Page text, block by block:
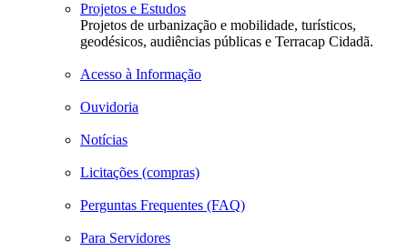
Projetos e Estudos
Projetos de urbanização e mobilidade, turísticos,
geodésicos, audiências públicas e Terracap Cidadã.
Acesso à Informação
Ouvidoria
Notícias
Licitações (compras)
Perguntas Frequentes (FAQ)
Para Servidores